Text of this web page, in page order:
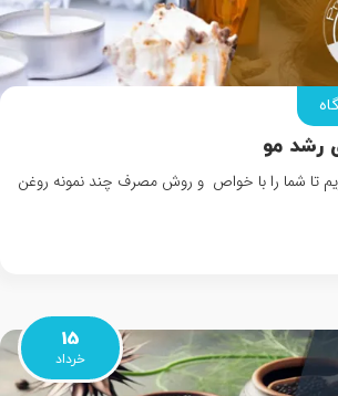
رشد مو
تا شما را با خواص و روش مصرف چند نمونه روغن
15
خرداد